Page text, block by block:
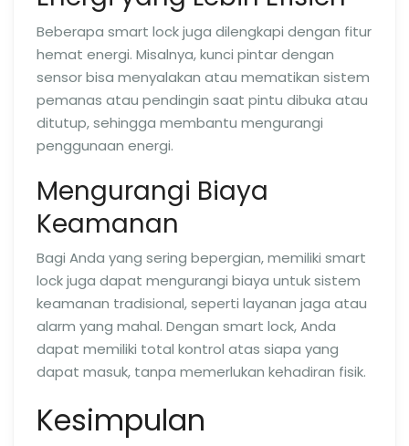
Beberapa smart lock juga dilengkapi dengan fitur
hemat energi. Misalnya, kunci pintar dengan
sensor bisa menyalakan atau mematikan sistem
pemanas atau pendingin saat pintu dibuka atau
ditutup, sehingga membantu mengurangi
penggunaan energi.
Mengurangi Biaya
Keamanan
Bagi Anda yang sering bepergian, memiliki smart
lock juga dapat mengurangi biaya untuk sistem
keamanan tradisional, seperti layanan jaga atau
alarm yang mahal. Dengan smart lock, Anda
dapat memiliki total kontrol atas siapa yang
dapat masuk, tanpa memerlukan kehadiran fisik.
Kesimpulan